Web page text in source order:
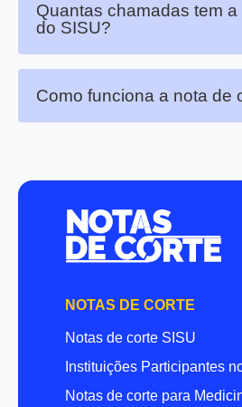
Quantas chamadas tem
do SISU?
Como funciona a nota de
NOTAS DE CORTE
Notas de corte SISU
Instituições Participantes
Notas de corte para